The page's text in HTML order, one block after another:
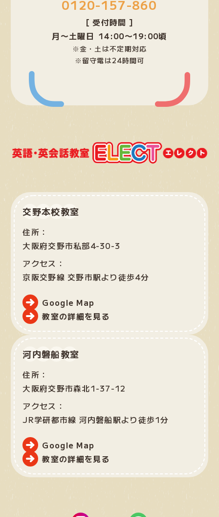
0120-157-860
[ 受付時間 ]
月〜土曜日 14:00〜19:00頃
※金・土は不定期対応
※留守電は24時間可
交野本校教室
住所：
大阪府交野市私部4-30-3
アクセス：
京阪交野線 交野市駅より徒歩4分
Google Map
教室の詳細を見る
河内磐船教室
住所：
大阪府交野市森北1-37-12
アクセス：
JR学研都市線 河内磐船駅より徒歩1分
Google Map
教室の詳細を見る